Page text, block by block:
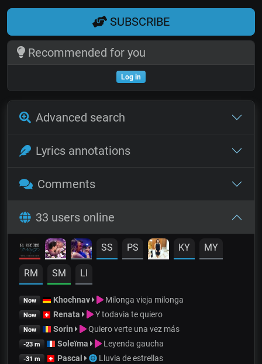
SUBSCRIBE
Recommended for you
Log in
Advanced search
Lyrics annotations
Comments
33 users online
SS PS KY MY
RM SM LI
Now Khochnav Milonga vieja milonga
Now Renata Y todavia te quiero
Now Sorin Quiero verte una vez más
-23 m Soleïma Leyenda gaucha
-31 m Pascal Lluvia de estrellas